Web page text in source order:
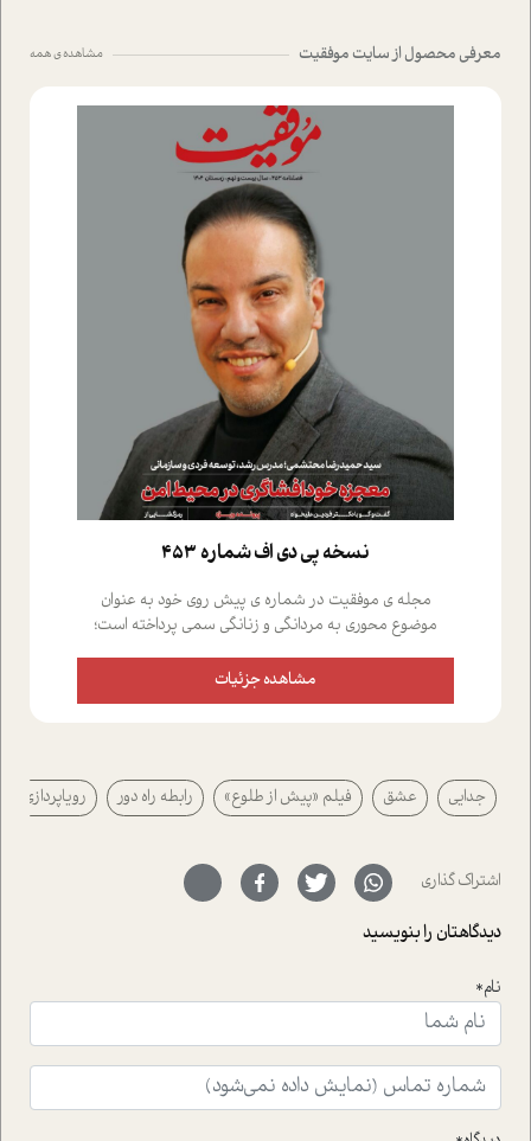
معرفی محصول از سایت موفقیت مشاهده ی همه
نسخه پي دي اف شماره 453
مجله ی موفقیت در شماره ی پیش روی خود به عنوان
موضوع محوری به مردانگی و زنانگی سمی پرداخته است؛
علیخواه، جامعه شناس در بخش های مختلف تلاش کرده ایم
از دریچه های گوناگون به این موضوع مهم بپردازیم.فصل
پیرامون آن آشنا می کند.در بخش دو فنجان داغ به سراغ افرادی
رفته ایم که موفقیت را در عمل به اثبات رسانده اند؛ سید
حمیدرضا محتشمی که بیست و پنجمین سال فعالیت حرفه
سر نهاده است و نیز کرامت عزیز زاده؛ سفیر صلح و دوستی که
با رکاب زدن در بیش از هفتاد کشور و کاشتن درخت، به نماد
حمایت از محیط زیست و منابع طبیعی تبدیل گشته
است.فصل روایت اجنبی ها در این شماره به دو موضوع
ای که به زندگی شگفت انگیز جین گودال و تاثیرات کاوش های
ایشان در حوزه ی شامپانزه ها بر زندگی امروزی ما نگاهی
افکنده است.فصل اتاق 333 شما را پای صحبت یک تجربه ی
واقعی در ارتباط با اختلال شخصیت اسکزوئید و مشکلات و نیز
راهکارهای حل آن قرار می دهد که در اتاق درمان اتفاق افتاده
مشاهده جزئیات
جدایی عشق فیلم «پیش از طلوع» رابطه راه دور رویاپردازی
اشتراک گذاری
دیدگاهتان را بنویسید
نام*